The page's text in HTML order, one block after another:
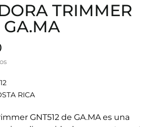
TRIMMER
GA.MA
RICA
GNT512 de GA.MA es una